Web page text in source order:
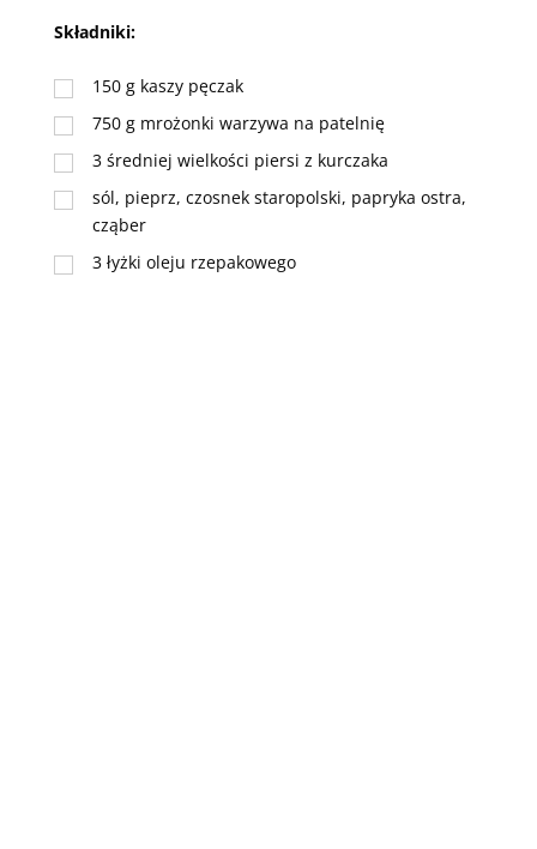
Składniki:
150 g kaszy pęczak
750 g mrożonki warzywa na patelnię
3 średniej wielkości piersi z kurczaka
sól, pieprz, czosnek staropolski, papryka ostra,
cząber
3 łyżki oleju rzepakowego